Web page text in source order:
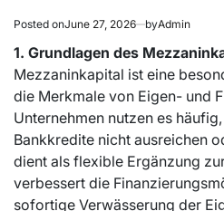
Posted onJune 27, 2026 byAdmin
1. Grundlagen des
Mezzaninkapital ist eine
die Merkmale von Eigen- und
Unternehmen nutzen es
Bankkredite nicht ausreichen
dient als flexible Ergänzung
verbessert die
sofortige Verwässerung der